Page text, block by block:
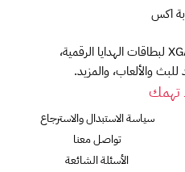
موسوعة بوابة إكس | XGATE لبطاقات الهدايا الرقمية،
والألعاب، والمزيد.
تهمك
سياسة الاستبدال والاسترجاع
تواصل معنا
الأسئلة الشائعة